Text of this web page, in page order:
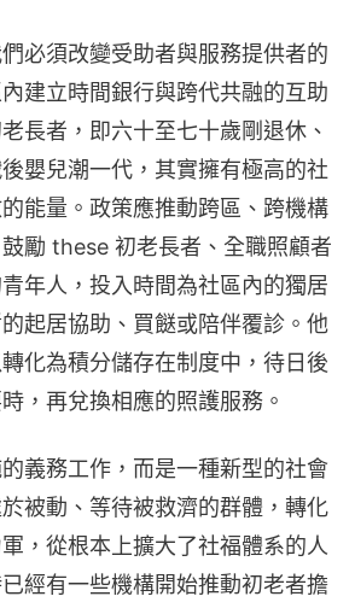
必須改變受助者與服務提供者的
建立時間銀行與跨代共融的互助
長者，即六十至七十歲剛退休、
嬰兒潮一代，其實擁有極高的社
能量。政策應推動跨區、跨機構
勵 these 初老長者、全職照顧者
年人，投入時間為社區內的獨居
起居協助、買餸或陪伴覆診。他
化為積分儲存在制度中，待日後
，再兌換相應的照護服務。
義務工作，而是一種新型的社會
被動、等待被救濟的群體，轉化
，從根本上擴大了社福體系的人
經有一些機構開始推動初老者擔